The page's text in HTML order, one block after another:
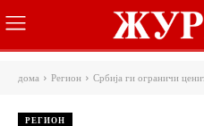
дома Регион Србија ги ограничи
РЕГИОН